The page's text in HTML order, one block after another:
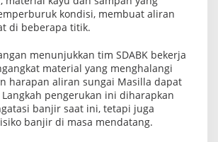
kondisi, membuat aliran
di beberapa titik.
menunjukkan tim SDABK bekerja
material yang menghalangi
harapan aliran sungai Masilla dapat
pengerukan ini diharapkan
banjir saat ini, tetapi juga
banjir di masa mendatang.